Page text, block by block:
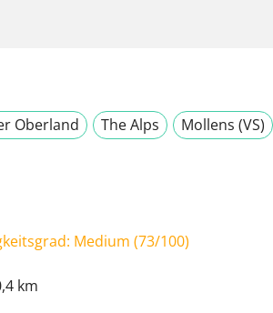
Oberland The Alps
Mollens (VS)
Medium (73/100)
km